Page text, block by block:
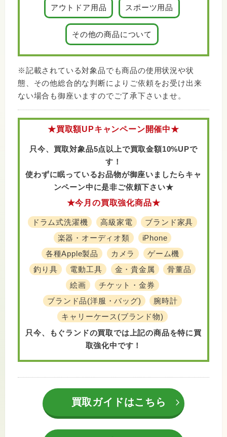
アウトドア用品 スポーツ用品
その他の商品について
※記載されている対象品でも商品の使用状況や状
態、その他総合的な判断によりご依頼をお受け出来
ない場合も御座いますのでご了承下さいませ。
★買取額UPキャンペーン開催中★
只今、買取対象品5点以上で買取金額10%UPで
す！
使わずに眠っているお品物が御座いましたらキャ
ンペーン中に是非ご依頼下さい★
★今月の買取強化商品★
ドラム式洗濯機 高級家電
ブランド家具
楽器・オーディオ類
iPhone
各種Apple製品
カメラ
ゲーム機
釣り具
電動工具 金・貴金属
骨董品
絵画
チケット・金券
ブランド品(洋服・バッグ)
腕時計
キャリーケース(ブランド物)
只今、もぐランドの買取では上記の商品を特に買
取強化中です！
買取ガイドはこちら